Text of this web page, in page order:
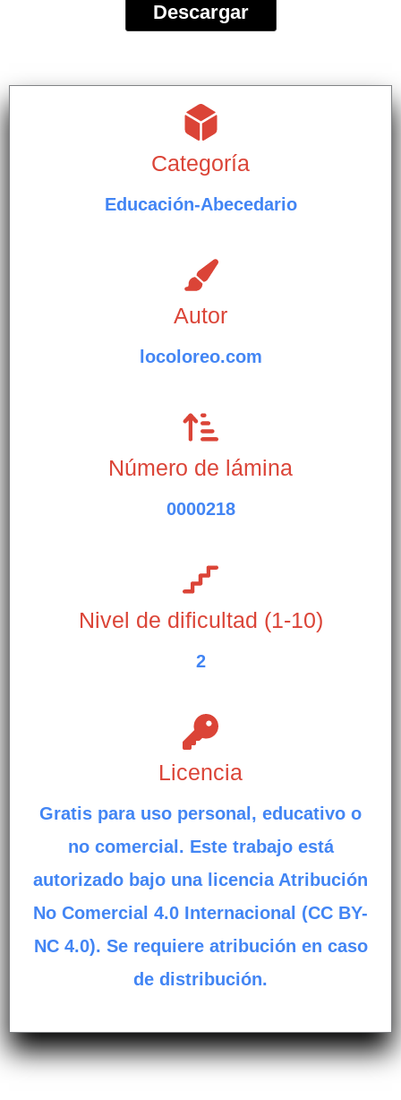
Descargar
Categoría
Educación-Abecedario
Autor
locoloreo.com
Número de lámina
0000218
Nivel de dificultad (1-10)
2
Licencia
Gratis para uso personal, educativo o
no comercial. Este trabajo está
autorizado bajo una licencia Atribución
No Comercial 4.0 Internacional (CC BY-
NC 4.0). Se requiere atribución en caso
de distribución.